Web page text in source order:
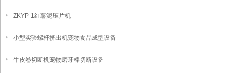
ZKYP-1红薯泥压片机
小型实验螺杆挤出机宠物食品成型设备
牛皮卷切断机宠物磨牙棒切断设备